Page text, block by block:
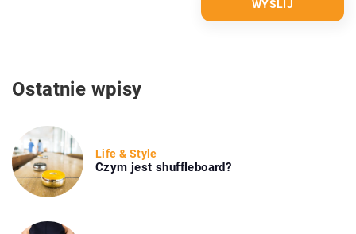
Ostatnie wpisy
Life & Style
Czym jest shuffleboard?